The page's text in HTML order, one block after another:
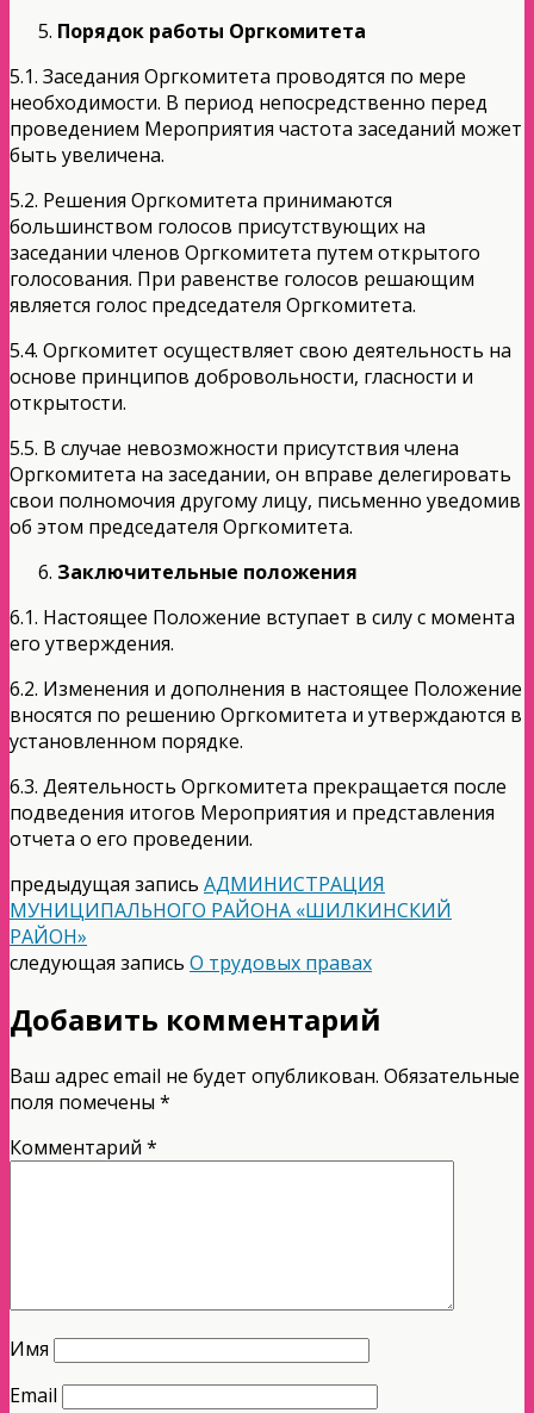
Порядок работы Оргкомитета
5.1. Заседания Оргкомитета проводятся по мере
необходимости. В период непосредственно перед
проведением Мероприятия частота заседаний может
быть увеличена.
5.2. Решения Оргкомитета принимаются
большинством голосов присутствующих на
заседании членов Оргкомитета путем открытого
голосования. При равенстве голосов решающим
является голос председателя Оргкомитета.
5.4. Оргкомитет осуществляет свою деятельность на
основе принципов добровольности, гласности и
открытости.
5.5. В случае невозможности присутствия члена
Оргкомитета на заседании, он вправе делегировать
свои полномочия другому лицу, письменно уведомив
об этом председателя Оргкомитета.
Заключительные положения
6.1. Настоящее Положение вступает в силу с момента
его утверждения.
6.2. Изменения и дополнения в настоящее Положение
вносятся по решению Оргкомитета и утверждаются в
установленном порядке.
6.3. Деятельность Оргкомитета прекращается после
подведения итогов Мероприятия и представления
отчета о его проведении.
предыдущая запись АДМИНИСТРАЦИЯ
МУНИЦИПАЛЬНОГО РАЙОНА «ШИЛКИНСКИЙ
РАЙОН»
следующая запись О трудовых правах
Добавить комментарий
Ваш адрес email не будет опубликован. Обязательные
поля помечены *
Комментарий *
Имя
Email